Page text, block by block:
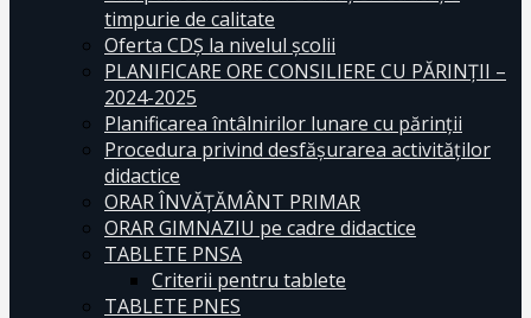
timpurie de calitate
Oferta CDŞ la nivelul şcolii
PLANIFICARE ORE CONSILIERE CU PĂRINȚII –
2024-2025
Planificarea întâlnirilor lunare cu părinții
Procedura privind desfășurarea activităților
didactice
ORAR ÎNVĂȚĂMÂNT PRIMAR
ORAR GIMNAZIU pe cadre didactice
TABLETE PNSA
Criterii pentru tablete
TABLETE PNES